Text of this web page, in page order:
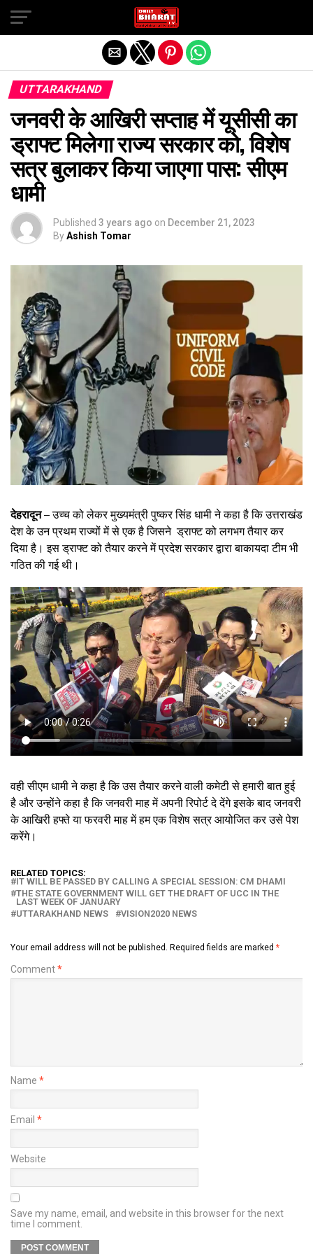
UTTARAKHAND
जनवरी के आखिरी सप्ताह में यूसीसी का
ड्राफ्ट मिलेगा राज्य सरकार को, विशेष
सत्र बुलाकर किया जाएगा पास: सीएम
धामी
Published 3 years ago on December 21, 2023
ByAshish Tomar
देहरादून –उच्च को लेकर मुख्यमंत्री पुष्कर सिंह धामी ने कहा है कि उत्तराखंड
देश के उन प्रथम राज्यों में से एक है जिसने ड्राफ्ट को लगभग तैयार कर
दिया है। इस ड्राफ्ट को तैयार करने में प्रदेश सरकार द्वारा बाकायदा टीम भी
गठित की गई थी।
वही सीएम धामी ने कहा है कि उस तैयार करने वाली कमेटी से हमारी बात हुई
है और उन्होंने कहा है कि जनवरी माह में अपनी रिपोर्ट दे देंगे इसके बाद जनवरी
के आखिरी हफ्ते या फरवरी माह में हम एक विशेष सत्र आयोजित कर उसे पेश
करेंगे।
RELATED TOPICS:
IT WILL BE PASSED BY CALLING A SPECIAL SESSION: CM DHAMI
THE STATE GOVERNMENT WILL GET THE DRAFT OF UCC IN THE
LAST WEEK OF JANUARY
UTTARAKHAND NEWS
VISION2020 NEWS
Your email address will not be published. Required fields are marked *
Comment*
Name *
Email *
Website
Save my name, email, and website in this browser for the next
time I comment.
Exit mobile version